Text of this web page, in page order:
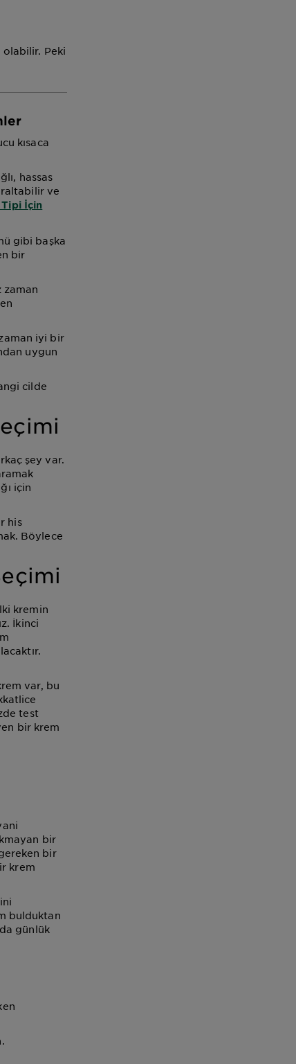
olabilir. Peki
kısaca
hassas
ve
İçin
gibi başka
bir
zaman
iyi bir
uygun
cilde
şey var.
için
his
Böylece
kremin
İkinci
var, bu
test
bir krem
bir
bir
krem
bulduktan
günlük